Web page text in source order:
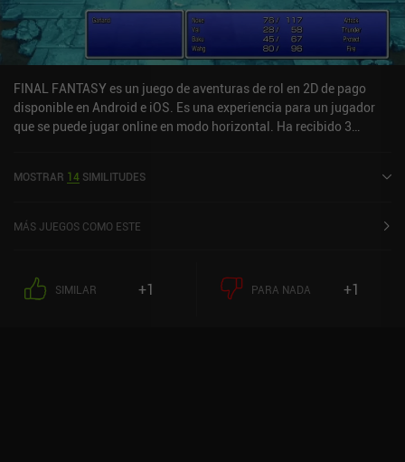
tanto para móviles como para PC. Con soporte para mandos,
guardado en la nube multiplataforma, juego offline completo y sin
iAPs, podrás disfrutar de la infinita diversidad que ofrece este
juego juegues a la versión que juegues.
FINAL FANTASY es un juego de aventuras de rol en 2D de pago
disponible en Android e iOS. Es una experiencia para un jugador
que se puede jugar online en modo horizontal. Ha recibido 3
de 4,2 sobre 5,0 en Google Play y de 3,7 sobre 5,0 en la App Store
MOSTRAR 14 SIMILITUDES
MÁS JUEGOS COMO ESTE
SIMILAR +1 PARA NADA +1